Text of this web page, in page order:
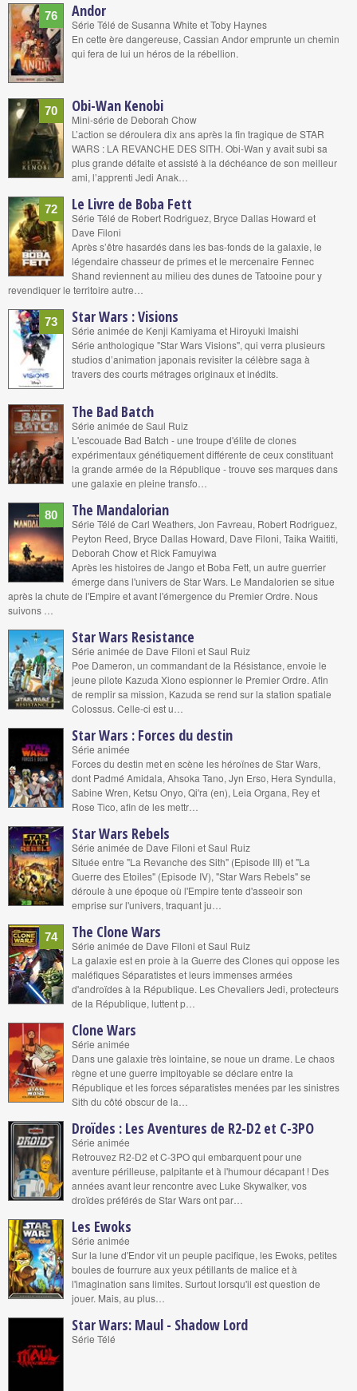
76 Andor
Série Télé de Susanna White et Toby Haynes
En cette ère dangereuse, Cassian Andor emprunte un chemin
qui fera de lui un héros de la rébellion.
70 Obi-Wan Kenobi
Mini-série de Deborah Chow
L’action se déroulera dix ans après la fin tragique de STAR
WARS : LA REVANCHE DES SITH. Obi-Wan y avait subi sa
plus grande défaite et assisté à la déchéance de son meilleur
ami, l’apprenti Jedi Anak…
72 Le Livre de Boba Fett
Série Télé de Robert Rodriguez, Bryce Dallas Howard et
Dave Filoni
Après s’être hasardés dans les bas-fonds de la galaxie, le
légendaire chasseur de primes et le mercenaire Fennec
Shand reviennent au milieu des dunes de Tatooine pour y
revendiquer le territoire autre…
73 Star Wars : Visions
Série animée de Kenji Kamiyama et Hiroyuki Imaishi
Série anthologique "Star Wars Visions", qui verra plusieurs
studios d’animation japonais revisiter la célèbre saga à
travers des courts métrages originaux et inédits.
The Bad Batch
Série animée de Saul Ruiz
L'escouade Bad Batch - une troupe d'élite de clones
expérimentaux génétiquement différente de ceux constituant
la grande armée de la République - trouve ses marques dans
une galaxie en pleine transfo…
80 The Mandalorian
Série Télé de Carl Weathers, Jon Favreau, Robert Rodriguez,
Peyton Reed, Bryce Dallas Howard, Dave Filoni, Taika Waititi,
Deborah Chow et Rick Famuyiwa
Après les histoires de Jango et Boba Fett, un autre guerrier
émerge dans l'univers de Star Wars. Le Mandalorien se situe
après la chute de l'Empire et avant l'émergence du Premier Ordre. Nous
suivons …
Star Wars Resistance
Série animée de Dave Filoni et Saul Ruiz
Poe Dameron, un commandant de la Résistance, envoie le
jeune pilote Kazuda Xiono espionner le Premier Ordre. Afin
de remplir sa mission, Kazuda se rend sur la station spatiale
Colossus. Celle-ci est u…
Star Wars : Forces du destin
Série animée
Forces du destin met en scène les héroïnes de Star Wars,
dont Padmé Amidala, Ahsoka Tano, Jyn Erso, Hera Syndulla,
Sabine Wren, Ketsu Onyo, Qi'ra (en), Leia Organa, Rey et
Rose Tico, afin de les mettr…
Star Wars Rebels
Série animée de Dave Filoni et Saul Ruiz
Située entre "La Revanche des Sith" (Episode III) et "La
Guerre des Etoiles" (Episode IV), "Star Wars Rebels" se
déroule à une époque où l'Empire tente d'asseoir son
emprise sur l'univers, traquant ju…
74 The Clone Wars
Série animée de Dave Filoni et Saul Ruiz
La galaxie est en proie à la Guerre des Clones qui oppose les
maléfiques Séparatistes et leurs immenses armées
d'androïdes à la République. Les Chevaliers Jedi, protecteurs
de la République, luttent p…
Clone Wars
Série animée
Dans une galaxie très lointaine, se noue un drame. Le chaos
règne et une guerre impitoyable se déclare entre la
République et les forces séparatistes menées par les sinistres
Sith du côté obscur de la…
Droïdes : Les Aventures de R2-D2 et C-3PO
Série animée
Retrouvez R2-D2 et C-3PO qui embarquent pour une
aventure périlleuse, palpitante et à l'humour décapant ! Des
années avant leur rencontre avec Luke Skywalker, vos
droïdes préférés de Star Wars ont par…
Les Ewoks
Série animée
Sur la lune d'Endor vit un peuple pacifique, les Ewoks, petites
boules de fourrure aux yeux pétillants de malice et à
l'imagination sans limites. Surtout lorsqu'il est question de
jouer. Mais, au plus…
Star Wars: Maul - Shadow Lord
Série Télé